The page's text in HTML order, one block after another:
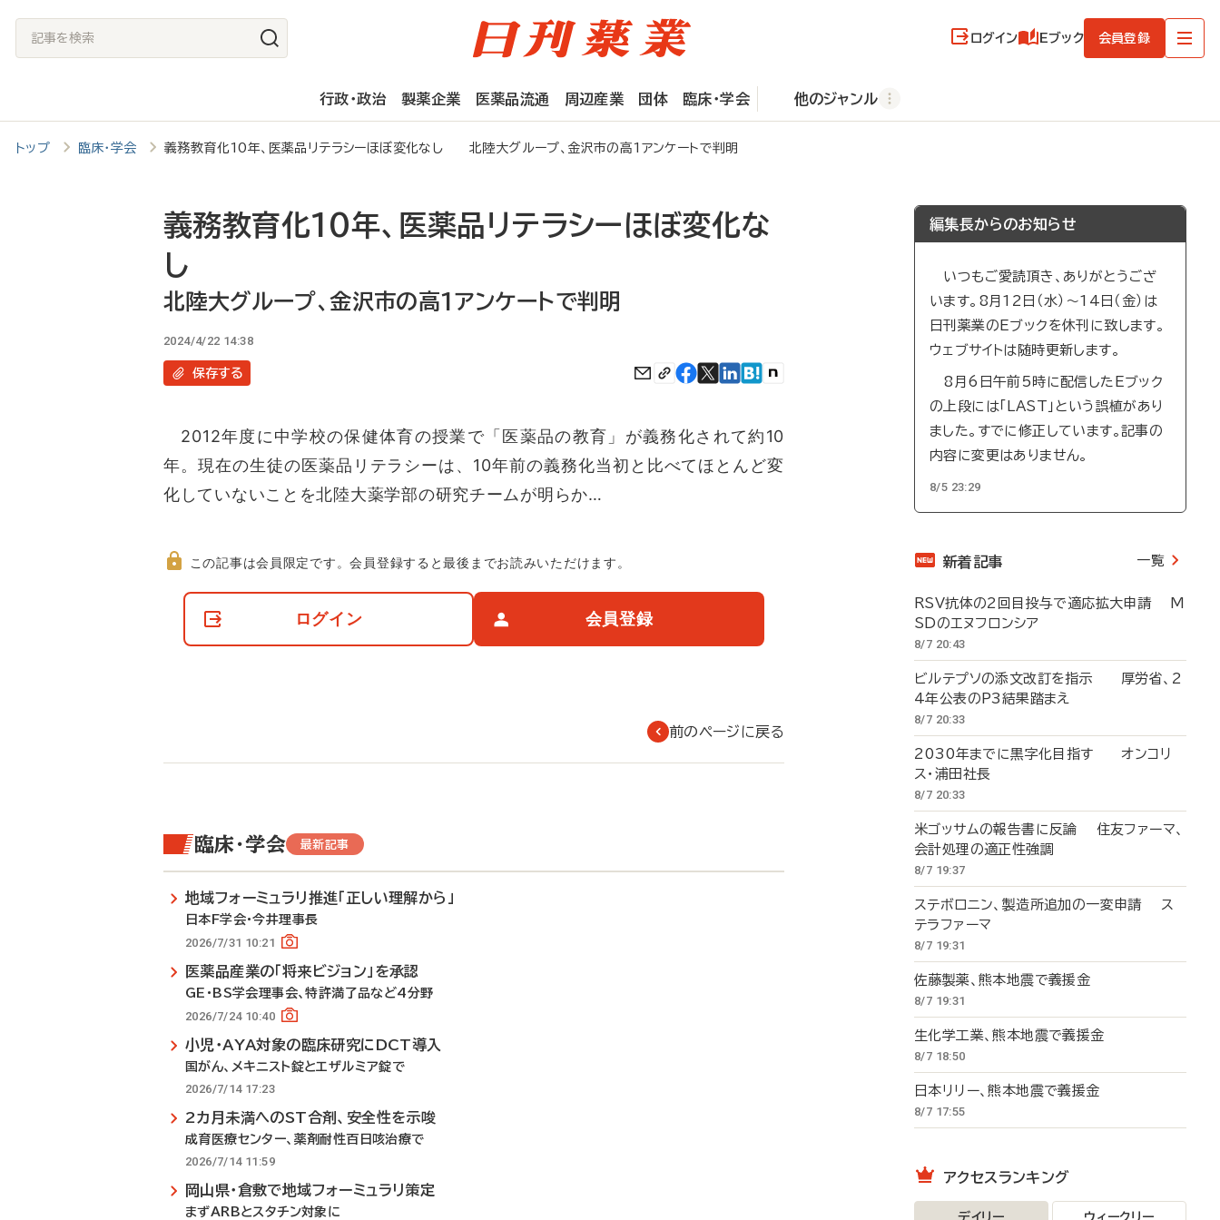
記
事
検
索
ログイン Eブック 会員登録
行政・政治 製薬企業 医薬品流通 周辺産業 団体 臨床・学会 他のジャンル
トップ 臨床・学会 義務教育化10年、医薬品リテラシーほぼ変化なし 北陸大グループ、金沢市の高1アンケートで判明
義務教育化10年、医薬品リテラシーほぼ変化な
し
北陸大グループ、金沢市の高1アンケートで判明
2024/4/22 14:38
保存する
2012年度に中学校の保健体育の授業で「医薬品の教育」が義務化されて約10
年。現在の生徒の医薬品リテラシーは、10年前の義務化当初と比べてほとんど変
化していないことを北陸大薬学部の研究チームが明らか…
て
この記事は会員限定です。会員登録すると最後までお読みいただけます。
ログイン 会員登録
前のページに戻る
臨床・学会 最新記事
地域フォーミュラリ推進「正しい理解から」
日本F学会・今井理事長
2026/7/31 10:21
医薬品産業の「将来ビジョン」を承認
GE・BS学会理事会、特許満了品など4分野
2026/7/24 10:40
小児・AYA対象の臨床研究にDCT導入
国がん、メキニスト錠とエザルミア錠で
2026/7/14 17:23
2カ月未満へのST合剤、安全性を示唆
成育医療センター、薬剤耐性百日咳治療で
2026/7/14 11:59
岡山県・倉敷で地域フォーミュラリ策定
まずARBとスタチン対象に
編集長からのお知らせ
いつもご愛読頂き、ありがとうござ
います。8月12日（水）～14日（金）は
日刊薬業のEブックを休刊に致します。
ウェブサイトは随時更新します。
8月6日午前5時に配信したEブック
の上段には「LAST」という誤植があり
ました。すでに修正しています。記事の
内容に変更はありません。
8/5 23:29
新着記事 一覧
RSV抗体の2回目投与で適応拡大申請 M
SDのエヌフロンシア
8/7 20:43
ビルテプソの添文改訂を指示 厚労省、2
4年公表のP3結果踏まえ
8/7 20:33
2030年までに黒字化目指す オンコリ
ス・浦田社長
8/7 20:33
米ゴッサムの報告書に反論 住友ファーマ、
会計処理の適正性強調
8/7 19:37
ステボロニン、製造所追加の一変申請 ス
テラファーマ
8/7 19:31
佐藤製薬、熊本地震で義援金
8/7 19:31
生化学工業、熊本地震で義援金
8/7 18:50
日本リリー、熊本地震で義援金
8/7 17:55
アクセスランキング
デイリー ウィークリー